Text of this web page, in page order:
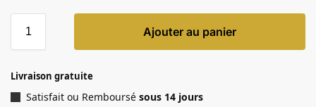
Ajouter au panier
Livraison gratuite
Satisfait ou Remboursé sous 14 jours